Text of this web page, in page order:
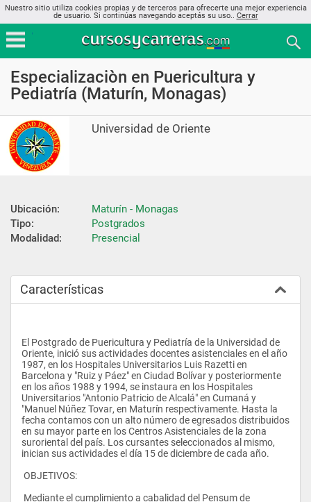
Nuestro sitio utiliza cookies propias y de terceros para ofrecerte una mejor experiencia
de usuario. Si continúas navegando aceptás su uso.. Cerrar
Especializaciòn en Puericultura y
Pediatría (Maturín, Monagas)
Universidad de Oriente
Ubicación:
Maturín - Monagas
Tipo:
Postgrados
Modalidad:
Presencial
Características
El Postgrado de Puericultura y Pediatría de la Universidad de
Oriente, inició sus actividades docentes asistenciales en el año
1987, en los Hospitales Universitarios Luis Razetti en
Barcelona y "Ruiz y Páez" en Ciudad Bolívar y posteriormente
en los años 1988 y 1994, se instaura en los Hospitales
Universitarios "Antonio Patricio de Alcalá" en Cumaná y
"Manuel Núñez Tovar, en Maturín respectivamente. Hasta la
fecha contamos con un alto número de egresados distribuidos
en su mayor parte en los Centros Asistenciales de la zona
suroriental del país. Los cursantes seleccionados al mismo,
inician sus actividades el día 15 de diciembre de cada año.
OBJETIVOS: